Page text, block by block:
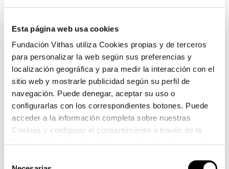
Esta página web usa cookies
Fundación Vithas utiliza Cookies propias y de terceros
para personalizar la web según sus preferencias y
localización geográfica y para medir la interacción con el
sitio web y mostrarle publicidad según su perfil de
navegación. Puede denegar, aceptar su uso o
configurarlas con los correspondientes botones. Puede
acceder a la información completa sobre nuestras
Cookies y configurar el consentimiento a través de la
transferencia de datos fuera del EEE (más información
también, para que puedan compartir y difundir sus
científica que atesoran. Este acuerdo con Editorial
Médica Panamericana cumple ambos objetivos al
servicio del intercambio del conocimiento, que es lo
mismo que decir a favor del avance asistencial”, ha
afirmado el Dr. Pedro Rico.
Por su parte, Fernando Norbis ha asegurado que “el
acuerdo que hemos firmado es muy importante
porque es un ejemplo de colaboración entre dos
como editor, supone un paso estratégico al tener